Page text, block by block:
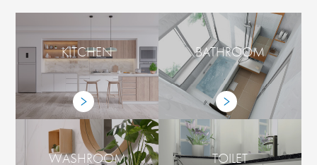
KITCHEN BATHROOM
WASHROOM TOILET